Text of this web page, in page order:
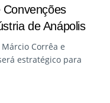
de Anápolis
Corrêa e
estratégico para